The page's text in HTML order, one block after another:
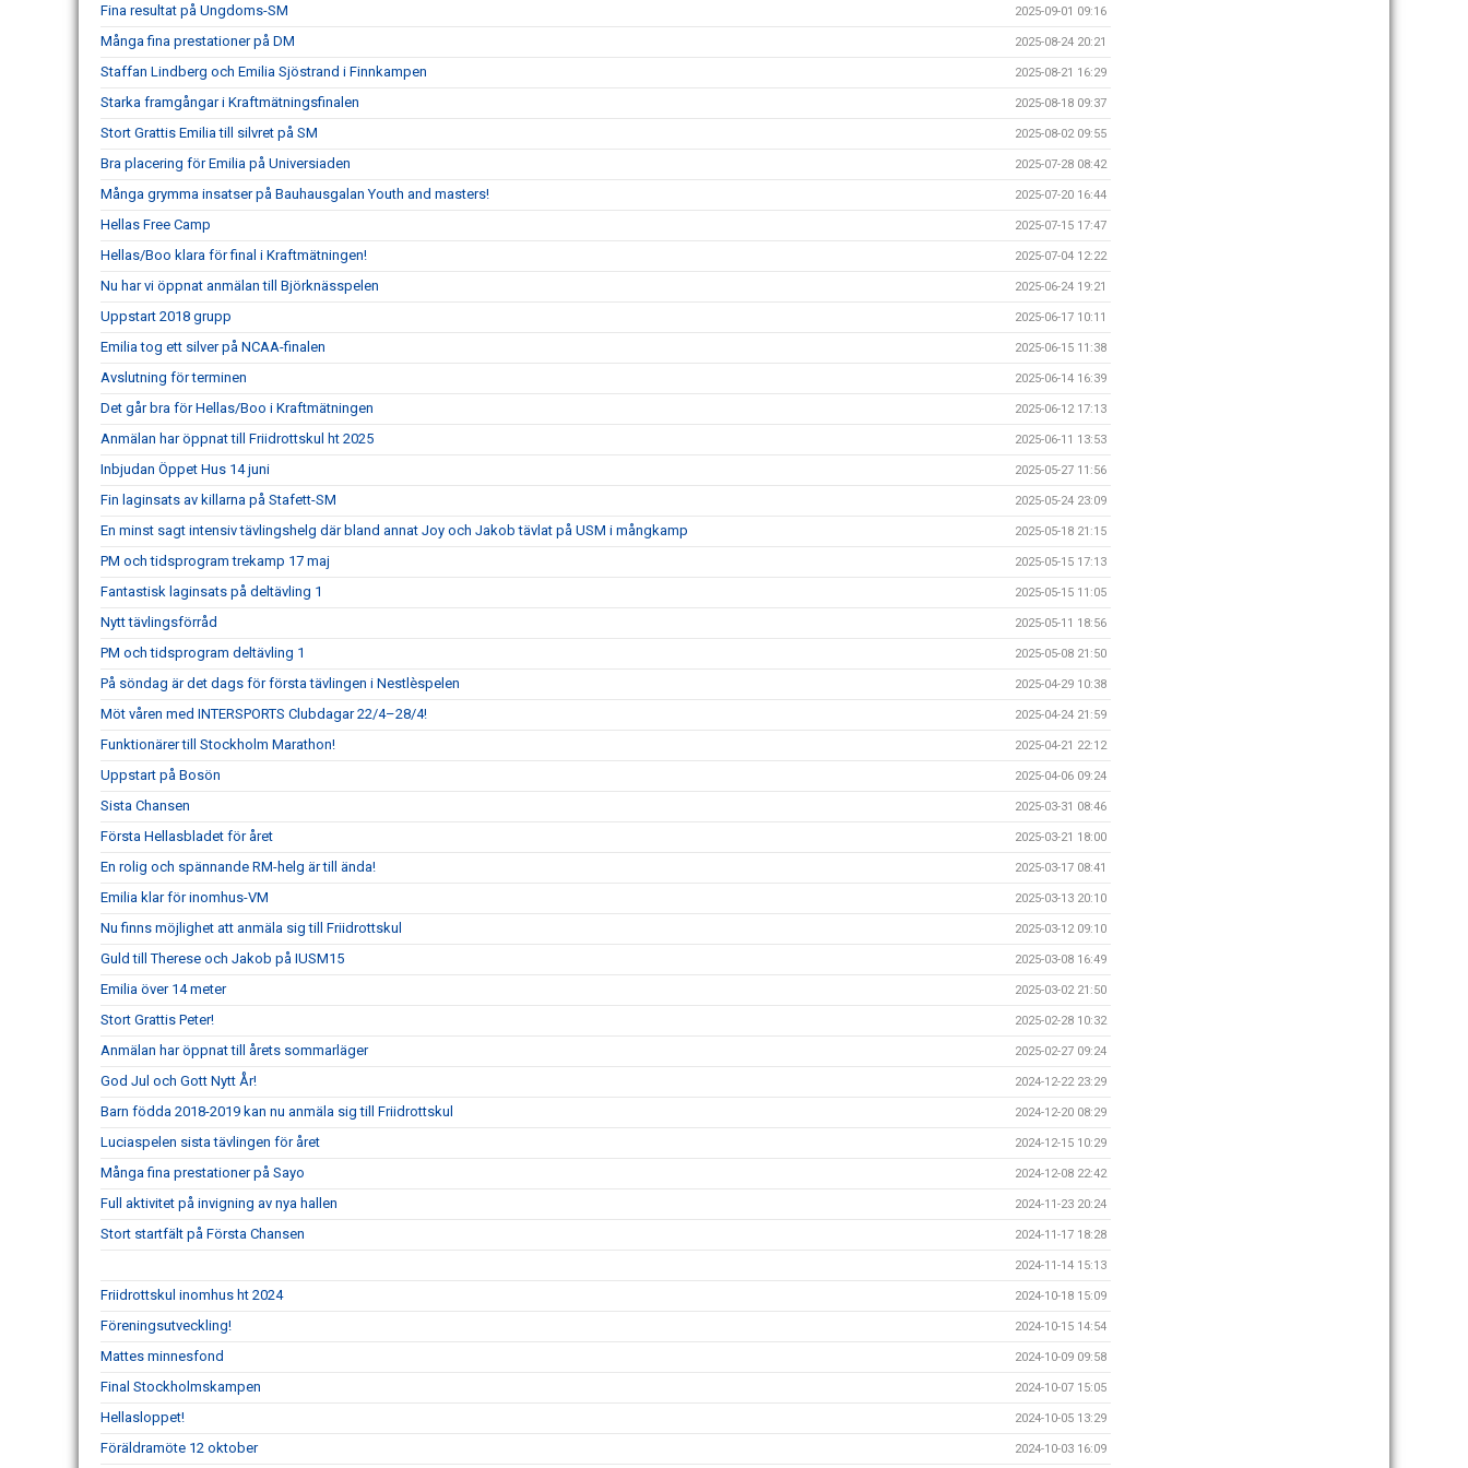
Fina resultat på Ungdoms-SM 2025-09-01 09:16
Många fina prestationer på DM 2025-08-24 20:21
Staffan Lindberg och Emilia Sjöstrand i Finnkampen 2025-08-21 16:29
Starka framgångar i Kraftmätningsfinalen 2025-08-18 09:37
Stort Grattis Emilia till silvret på SM 2025-08-02 09:55
Bra placering för Emilia på Universiaden 2025-07-28 08:42
Många grymma insatser på Bauhausgalan Youth and masters! 2025-07-20 16:44
Hellas Free Camp 2025-07-15 17:47
Hellas/Boo klara för final i Kraftmätningen! 2025-07-04 12:22
Nu har vi öppnat anmälan till Björknässpelen 2025-06-24 19:21
Uppstart 2018 grupp 2025-06-17 10:11
Emilia tog ett silver på NCAA-finalen 2025-06-15 11:38
Avslutning för terminen 2025-06-14 16:39
Det går bra för Hellas/Boo i Kraftmätningen 2025-06-12 17:13
Anmälan har öppnat till Friidrottskul ht 2025 2025-06-11 13:53
Inbjudan Öppet Hus 14 juni 2025-05-27 11:56
Fin laginsats av killarna på Stafett-SM 2025-05-24 23:09
En minst sagt intensiv tävlingshelg där bland annat Joy och Jakob tävlat på USM i mångkamp 2025-05-18 21:15
PM och tidsprogram trekamp 17 maj 2025-05-15 17:13
Fantastisk laginsats på deltävling 1 2025-05-15 11:05
Nytt tävlingsförråd 2025-05-11 18:56
PM och tidsprogram deltävling 1 2025-05-08 21:50
På söndag är det dags för första tävlingen i Nestlèspelen 2025-04-29 10:38
Möt våren med INTERSPORTS Clubdagar 22/4–28/4! 2025-04-24 21:59
Funktionärer till Stockholm Marathon! 2025-04-21 22:12
Uppstart på Bosön 2025-04-06 09:24
Sista Chansen 2025-03-31 08:46
Första Hellasbladet för året 2025-03-21 18:00
En rolig och spännande RM-helg är till ända! 2025-03-17 08:41
Emilia klar för inomhus-VM 2025-03-13 20:10
Nu finns möjlighet att anmäla sig till Friidrottskul 2025-03-12 09:10
Guld till Therese och Jakob på IUSM15 2025-03-08 16:49
Emilia över 14 meter 2025-03-02 21:50
Stort Grattis Peter! 2025-02-28 10:32
Anmälan har öppnat till årets sommarläger 2025-02-27 09:24
God Jul och Gott Nytt År! 2024-12-22 23:29
Barn födda 2018-2019 kan nu anmäla sig till Friidrottskul 2024-12-20 08:29
Luciaspelen sista tävlingen för året 2024-12-15 10:29
Många fina prestationer på Sayo 2024-12-08 22:42
Full aktivitet på invigning av nya hallen 2024-11-23 20:24
Stort startfält på Första Chansen 2024-11-17 18:28
2024-11-14 15:13
Friidrottskul inomhus ht 2024 2024-10-18 15:09
Föreningsutveckling! 2024-10-15 14:54
Mattes minnesfond 2024-10-09 09:58
Final Stockholmskampen 2024-10-07 15:05
Hellasloppet! 2024-10-05 13:29
Föräldramöte 12 oktober 2024-10-03 16:09